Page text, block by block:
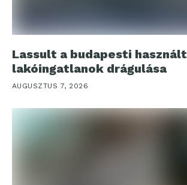
Lassult a budapesti használt
lakóingatlanok drágulása
AUGUSZTUS 7, 2026